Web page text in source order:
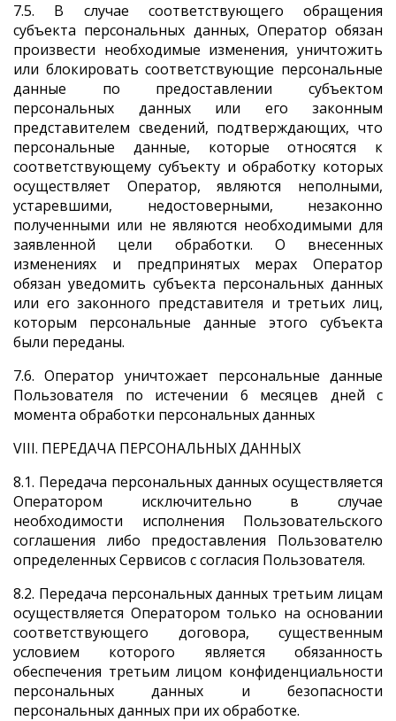
7.5. В случае соответствующего обращения
субъекта персональных данных, Оператор обязан
произвести необходимые изменения, уничтожить
или блокировать соответствующие персональные
данные по предоставлении субъектом
персональных данных или его законным
представителем сведений, подтверждающих, что
персональные данные, которые относятся к
соответствующему субъекту и обработку которых
осуществляет Оператор, являются неполными,
устаревшими, недостоверными, незаконно
полученными или не являются необходимыми для
заявленной цели обработки. О внесенных
изменениях и предпринятых мерах Оператор
обязан уведомить субъекта персональных данных
или его законного представителя и третьих лиц,
которым персональные данные этого субъекта
были переданы.
7.6. Оператор уничтожает персональные данные
Пользователя по истечении 6 месяцев дней с
момента обработки персональных данных
VIII. ПЕРЕДАЧА ПЕРСОНАЛЬНЫХ ДАННЫХ
8.1. Передача персональных данных осуществляется
Оператором исключительно в случае
необходимости исполнения Пользовательского
соглашения либо предоставления Пользователю
определенных Сервисов с согласия Пользователя.
8.2. Передача персональных данных третьим лицам
осуществляется Оператором только на основании
соответствующего договора, существенным
условием которого является обязанность
обеспечения третьим лицом конфиденциальности
персональных данных и безопасности
персональных данных при их обработке.